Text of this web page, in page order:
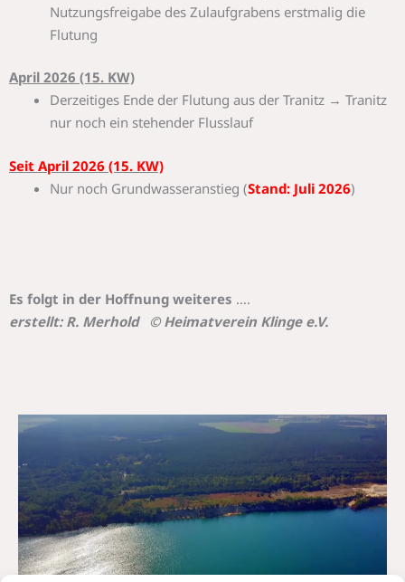
Nutzungsfreigabe des Zulaufgrabens erstmalig die
Flutung
April 2026 (15. KW)
Derzeitiges Ende der Flutung aus der Tranitz → Tranitz
nur noch ein stehender Flusslauf
Seit April 2026 (15. KW)
Nur noch Grundwasseranstieg (Stand: Juli 2026)
Es folgt in der Hoffnung weiteres ….
erstellt: R. Merhold © Heimatverein Klinge e.V.